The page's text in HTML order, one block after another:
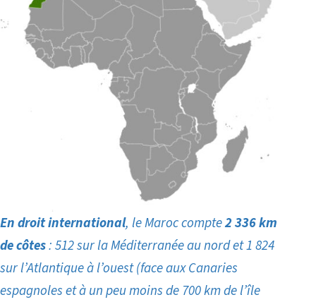
En droit international, le Maroc compte2 336 km
de côtes: 512 sur la Méditerranée au nord et 1 824
sur l’Atlantique à l’ouest (face aux Canaries
espagnoles et à un peu moins de 700 km de l’île